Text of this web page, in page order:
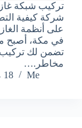
شركة كيفية
على أنظمة
في مكة، أصبح
مخاطر.…
Me
18 مايو، 2026